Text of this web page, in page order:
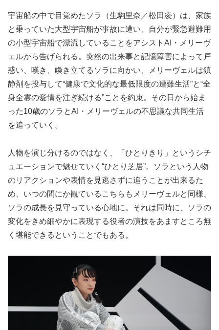
宇宙船の中で目覚めたソラ（生駒里奈／松田凌）は、家族
と乗っていた大型宇宙船が事故に遭い、自分が緊急避難用
の小型宇宙船で漂流していることをアシストAI・メリーヴ
ェルから告げられる。突然の出来事と記憶障害によって戸
惑い、嘆き、喚き立てるソラに向かい、メリーヴェルは鎮
静剤を投与して“健康で文化的な最低限度の遭難生活”と“全
身全霊の愛情を注ぎ続ける”ことを約束。その日から始ま
った10歳のソラとAI・メリーヴェルの不思議な共同生活
を追っていく。
人物を演じ分けるのではなく、「ひとりきり」というシチ
ュエーションで魅せていく“ひとり芝居”。ソラという人物
のリアクションや表情を見逃さずに追うことが出来るた
め、いつの間にか観ているこちらもメリーヴェルと同様、
ソラの成長を見守っている心地に。それは同時に、ソラの
変化をきめ細やかに表現する役者の演技をあますところ無
く堪能できるということでもある。